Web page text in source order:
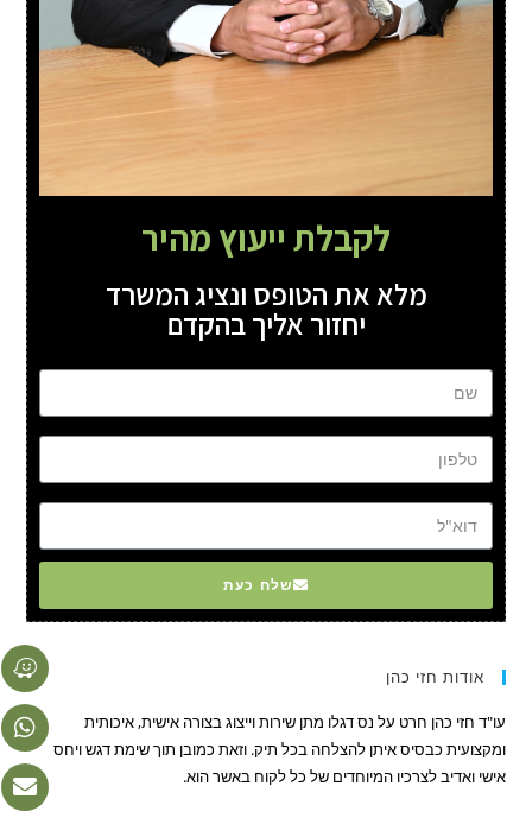
לקבלת ייעוץ מהיר
מלא את הטופס ונציג המשרד
יחזור אליך בהקדם
שלח כעת
אודות חזי כהן
עו"ד חזי כהן חרט על נס דגלו מתן שירות וייצוג בצורה אישית, איכותית
ומקצועית כבסיס איתן להצלחה בכל תיק. וזאת כמובן תוך שימת דגש ויחס
אישי ואדיב לצרכיו המיוחדים של כל לקוח באשר הוא.